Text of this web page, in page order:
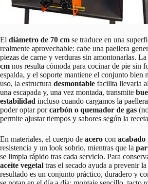
El diámetro de 70 cm se traduce en una
realmente aprovechable: cabe una paellera
piezas de carne y verduras sin amontonarlas. La
cm nos resulta cómoda para cocinar de pie sin
espalda, y el soporte mantiene el conjunto bien
uso, la estructura desmontable facilita llevarla
una escapada y, una vez montada, transmite
estabilidad incluso cuando cargamos la
poder optar porcarbón o quemador de gas
permite ajustar tiempos y sabores según la
En materiales, el cuerpo de acero con acabado
resistencia y un look sobrio, mientras que la
se limpia rápido tras cada servicio. Para
aceite vegetal tras el secado ayuda a prevenir
resultado es un conjunto práctico, duradero y